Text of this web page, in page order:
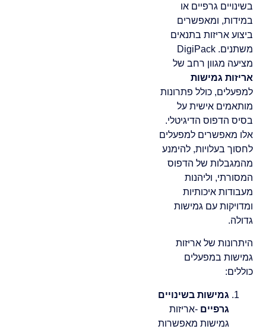
בשינויים גרפיים או
במידות, ומאפשרים
ביצוע אריזות בתנאים
משתנים. DigiPack
מציעה מגוון רחב של
אריזות גמישות
למפעלים, כולל פתרונות
מותאמים אישית על
בסיס הדפוס הדיגיטלי.
אלו מאפשרים למפעלים
לחסוך בעלויות, להימנע
מהמגבלות של הדפוס
המסורתי, וליהנות
מעבודות איכותיות
ומדויקות עם גמישות
גדולה.
היתרונות של אריזות
גמישות במפעלים
כוללים:
גמישות בשינויים
גרפיים -אריזות
גמישות מאפשרות